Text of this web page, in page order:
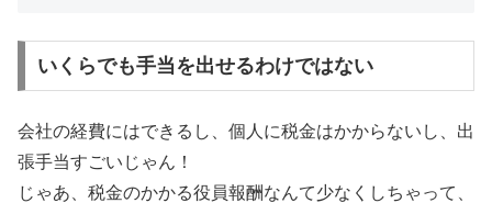
いくらでも手当を出せるわけではない
会社の経費にはできるし、個人に税金はかからないし、出
張手当すごいじゃん！
じゃあ、税金のかかる役員報酬なんて少なくしちゃって、